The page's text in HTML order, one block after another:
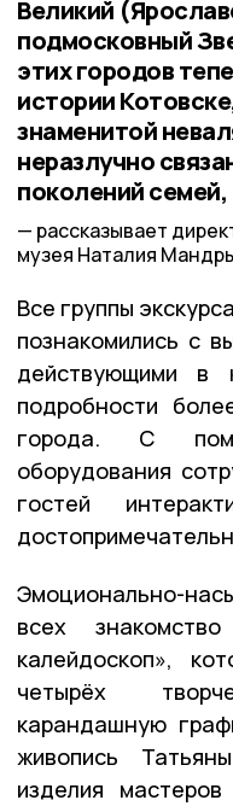
Великий
подмосковный
этих городов
истории
знаменитой
неразлучно
поколений семей,
рассказывает
музея Наталия
Все группы
познакомились с
действующими в
подробности
города. С
оборудования
гостей
Эмоционально-
всех
калейдоскоп»,
четырёх
карандашную
живопись
изделия мастеров